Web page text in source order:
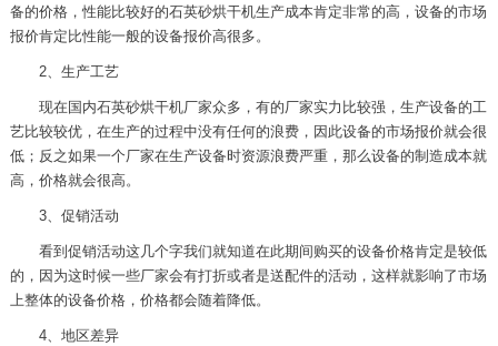
备的价格，性能比较好的石英砂烘干机生产成本肯定非常的高，设备的市场
报价肯定比性能一般的设备报价高很多。
2、生产工艺
现在国内石英砂烘干机厂家众多，有的厂家实力比较强，生产设备的工
艺比较较优，在生产的过程中没有任何的浪费，因此设备的市场报价就会很
低；反之如果一个厂家在生产设备时资源浪费严重，那么设备的制造成本就
高，价格就会很高。
3、促销活动
看到促销活动这几个字我们就知道在此期间购买的设备价格肯定是较低
的，因为这时候一些厂家会有打折或者是送配件的活动，这样就影响了市场
上整体的设备价格，价格都会随着降低。
4、地区差异